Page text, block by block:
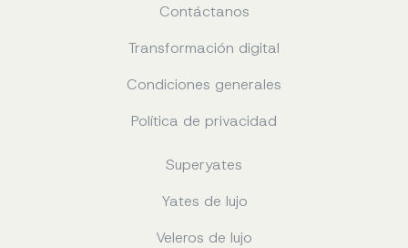
Contáctanos
Transformación digital
Condiciones generales
Política de privacidad
Superyates
Yates de lujo
Veleros de lujo